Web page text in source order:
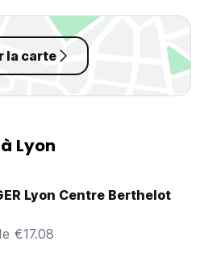
la carte
Lyon
Lyon Centre Berthelot
€17.08